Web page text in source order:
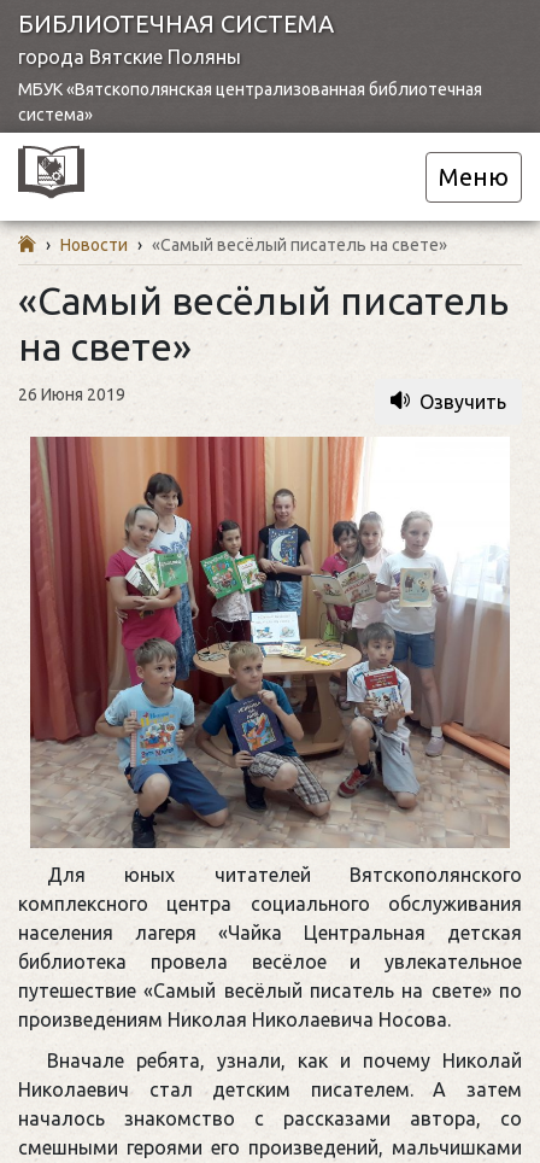
БИБЛИОТЕЧНАЯ СИСТЕМА
города Вятские Поляны
МБУК «Вятскополянская централизованная библиотечная
система»
Меню
› Новости › «Самый весёлый писатель на свете»
«Самый весёлый писатель
на свете»
26 Июня 2019 Озвучить
Для юных читателей Вятскополянского
комплексного центра социального обслуживания
населения лагеря «Чайка Центральная детская
библиотека провела весёлое и увлекательное
путешествие «Самый весёлый писатель на свете» по
произведениям Николая Николаевича Носова.
Вначале ребята, узнали, как и почему Николай
Николаевич стал детским писателем. А затем
началось знакомство с рассказами автора, со
смешными героями его произведений, мальчишками